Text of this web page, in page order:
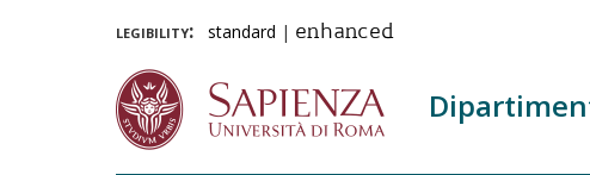
legibility: standard | enhanced